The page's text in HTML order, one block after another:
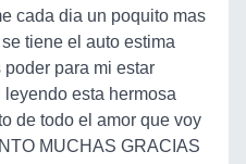
cada dia un poquito mas
tiene el auto estima
poder para mi estar
esta hermosa
de todo el amor que voy
MUCHAS GRACIAS